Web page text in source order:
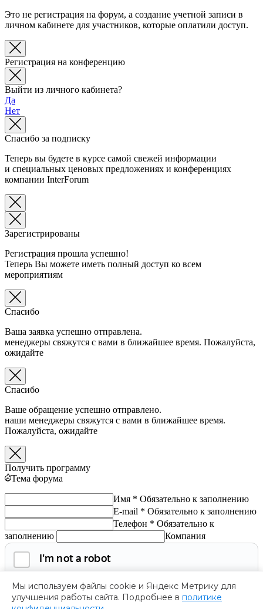
Мы используем файлы cookie и Яндекс Метрику для
улучшения работы сайта. Подробнее в политике
Это не регистрация на форум, а создание учетной записи в
личном кабинете для участников, которые оплатили доступ.
Регистрация на конференцию
Выйти из личного кабинета?
Да
Нет
Спасибо за подписку
Теперь вы будете в курсе самой свежей информации
и специальных ценовых предложениях и конференциях
компании InterForum
Зарегистрированы
Регистрация прошла успешно!
Теперь Вы можете иметь полный доступ ко всем
мероприятиям
Спасибо
Ваша заявка успешно отправлена.
менеджеры свяжутся с вами в ближайшее время. Пожалуйста,
ожидайте
Спасибо
Ваше обращение успешно отправлено.
наши менеджеры свяжутся с вами в ближайшее время.
Пожалуйста, ожидайте
Получить программу
Тема форума
Имя * Обязательно к заполнению
E-mail * Обязательно к заполнению
Телефон * Обязательно к
заполнению
Компания